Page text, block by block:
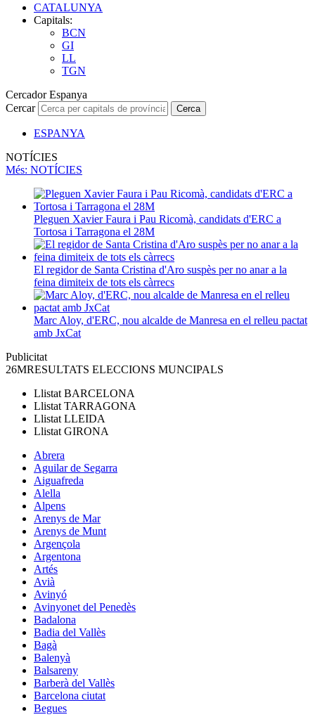
CATALUNYA
Capitals:
BCN
GI
LL
TGN
Cercador Espanya
Cercar
Cerca
ESPANYA
NOTÍCIES
Més: NOTÍCIES
Pleguen Xavier Faura i Pau Ricomà, candidats d'ERC a
Tortosa i Tarragona el 28M
El regidor de Santa Cristina d'Aro suspès per no anar a la
feina dimiteix de tots els càrrecs
Marc Aloy, d'ERC, nou alcalde de Manresa en el relleu pactat
amb JxCat
Publicitat
26MRESULTATS ELECCIONS MUNCIPALS
Llistat BARCELONA
Llistat TARRAGONA
Llistat LLEIDA
Llistat GIRONA
Abrera
Aguilar de Segarra
Aiguafreda
Alella
Alpens
Arenys de Mar
Arenys de Munt
Argençola
Argentona
Artés
Avià
Avinyó
Avinyonet del Penedès
Badalona
Badia del Vallès
Bagà
Balenyà
Balsareny
Barberà del Vallès
Barcelona ciutat
Begues